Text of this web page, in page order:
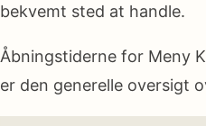
bekvemt sted at handle.
Åbningstiderne for Meny
er den generelle oversigt